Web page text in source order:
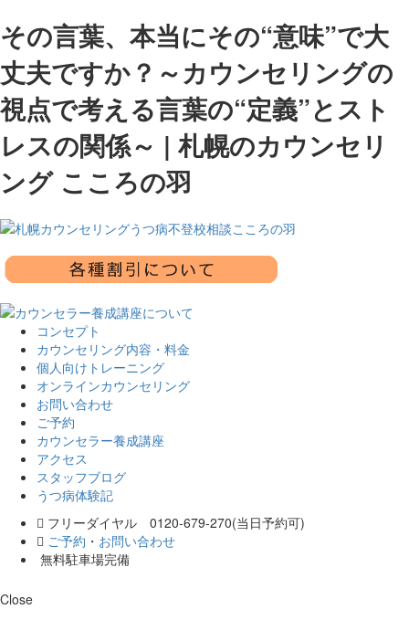
その言葉、本当にその“意味”で大
丈夫ですか？～カウンセリングの
視点で考える言葉の“定義”とスト
レスの関係～ | 札幌のカウンセリ
ング こころの羽
コンセプト
カウンセリング内容・料金
個人向けトレーニング
オンラインカウンセリング
お問い合わせ
ご予約
カウンセラー養成講座
アクセス
スタッフブログ
うつ病体験記
フリーダイヤル 0120-679-270(当日予約可)
ご予約 ・ お問い合わせ
無料駐車場完備
Close